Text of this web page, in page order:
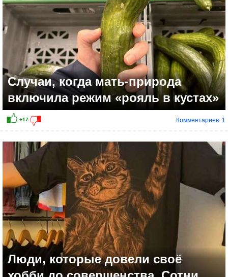
+20
Случаи, когда мать-природа
включила режим «рояль в кустах»
Комментариев: 1
Люди, которые довели своё